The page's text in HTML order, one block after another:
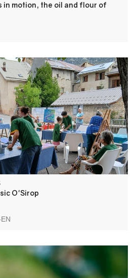
in motion, the oil and flour of
créatif pour adultes et enfants
Music O’Sirop : un concert de
l’instant présent ; puis autour d’un
les partages se poursuivent dans
O'Sirop
triplette 500€ + les mises en